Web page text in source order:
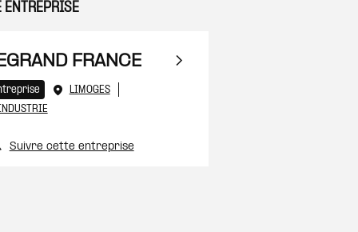
ma sélection
ma sélection
ENTREPRISE
FRANCE
LIMOGES
Suivre cette entreprise